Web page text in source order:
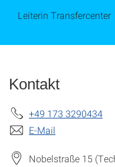
Leiterin Transfercenter
Kontakt
+49 173 3290434
E-Mail
Nobelstraße 15